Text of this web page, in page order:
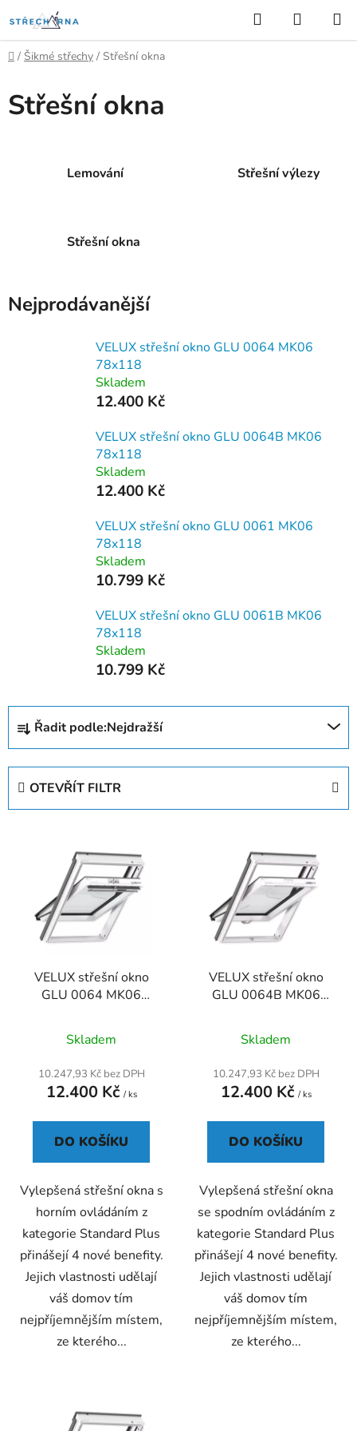
na
obsah
Hledat
KOŠÍK
Domů
/ Šikmé střechy / Střešní okna
Střešní okna
Lemování Střešní výlezy
Střešní okna
Nejprodávanější
VELUX střešní okno GLU 0064 MK06
78x118
Skladem
12.400 Kč
VELUX střešní okno GLU 0064B MK06
78x118
Skladem
12.400 Kč
VELUX střešní okno GLU 0061 MK06
78x118
Skladem
10.799 Kč
VELUX střešní okno GLU 0061B MK06
78x118
Skladem
10.799 Kč
Ř
z
Řadit podle:Nejdražší
OTEVŘÍT FILTR
VELUX střešní okno
GLU 0064 MK06
Skladem
10.247,93 Kč bez DPH
12.400 Kč / ks
DO KOŠÍKU
Vylepšená střešní okna s
horním ovládáním z
kategorie Standard Plus
přinášejí 4 nové benefity.
Jejich vlastnosti udělají
váš domov tím
nejpříjemnějším místem,
ze kterého...
VELUX střešní okno
GLU 0064B MK06
Skladem
10.247,93 Kč bez DPH
12.400 Kč / ks
DO KOŠÍKU
Vylepšená střešní okna
se spodním ovládáním z
kategorie Standard Plus
přinášejí 4 nové benefity.
Jejich vlastnosti udělají
váš domov tím
nejpříjemnějším místem,
ze kterého...